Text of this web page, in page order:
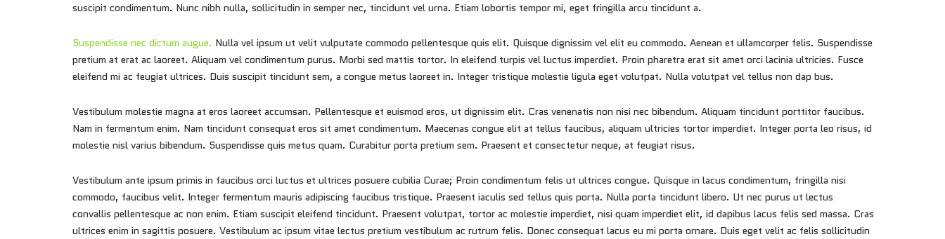
suscipit condimentum. Nunc nibh nulla, sollicitudin in semper nec, tincidunt vel urna. Etiam lobortis tempor mi, eget fringilla arcu tincidunt a.
Suspendisse nec dictum augue. Nulla vel ipsum ut velit vulputate commodo pellentesque quis elit. Quisque dignissim vel elit eu commodo. Aenean et ullamcorper felis. Suspendisse
pretium at erat ac laoreet. Aliquam vel condimentum purus. Morbi sed mattis tortor. In eleifend turpis vel luctus imperdiet. Proin pharetra erat sit amet orci lacinia ultricies. Fusce
eleifend mi ac feugiat ultrices. Duis suscipit tincidunt sem, a congue metus laoreet in. Integer tristique molestie ligula eget volutpat. Nulla volutpat vel tellus non dap bus.
Vestibulum molestie magna at eros laoreet accumsan. Pellentesque et euismod eros, ut dignissim elit. Cras venenatis non nisi nec bibendum. Aliquam tincidunt porttitor faucibus.
Nam in fermentum enim. Nam tincidunt consequat eros sit amet condimentum. Maecenas congue elit at tellus faucibus, aliquam ultricies tortor imperdiet. Integer porta leo risus, id
molestie nisl varius bibendum. Suspendisse quis metus quam. Curabitur porta pretium sem. Praesent et consectetur neque, at feugiat risus.
Vestibulum ante ipsum primis in faucibus orci luctus et ultrices posuere cubilia Curae; Proin condimentum felis ut ultrices congue. Quisque in lacus condimentum, fringilla nisi
commodo, faucibus velit. Integer fermentum mauris adipiscing faucibus tristique. Praesent iaculis sed tellus quis porta. Nulla porta tincidunt libero. Ut nec purus ut lectus
convallis pellentesque ac non enim. Etiam suscipit eleifend tincidunt. Praesent volutpat, tortor ac molestie imperdiet, nisi quam imperdiet elit, id dapibus lacus felis sed massa. Cras
ultrices enim in sagittis posuere. Vestibulum ac ipsum vitae lectus pretium vestibulum ac rutrum felis. Donec consequat lacus eu mi porta ornare. Duis eget velit ac felis sollicitudin